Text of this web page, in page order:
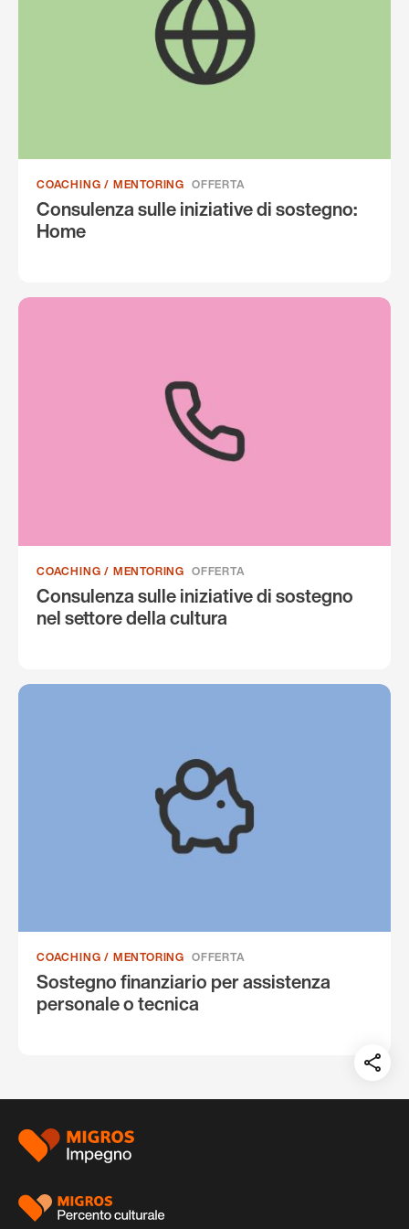
COACHING / MENTORING OFFERTA
Consulenza sulle iniziative di sostegno:
Home
COACHING / MENTORING OFFERTA
Consulenza sulle iniziative di sostegno
nel settore della cultura
COACHING / MENTORING OFFERTA
Sostegno finanziario per assistenza
personale o tecnica
auf:
Piè
pagina